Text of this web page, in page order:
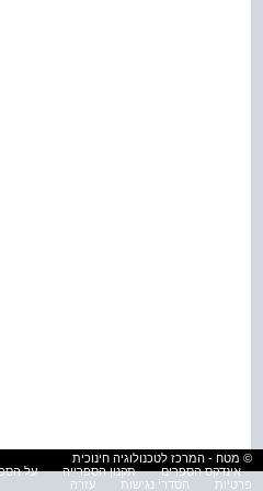
© מטח - המרכז לטכנולוגיה חינוכית
אינדקס הספרים
תקנון הספרייה על
פרטיות
הסדרי נגישות עזרה